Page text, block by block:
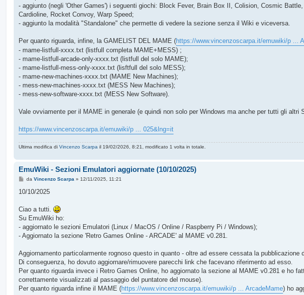
- aggiunto (negli 'Other Games') i seguenti giochi: Block Fever, Brain Box II, Colision, Cosmic
Cardioline, Rocket Convoy, Warp Speed;
- aggiunto la modalità "Standalone" che permette di vedere la sezione senza il Wiki e viceversa.
Per quanto riguarda, infine, la GAMELIST DEL MAME (https://www.vincenzoscarpa.it/emuwiki/p ...
- mame-listfull-xxxx.txt (listfull completa MAME+MESS) ;
- mame-listfull-arcade-only-xxxx.txt (listfull del solo MAME);
- mame-listfull-mess-only-xxxx.txt (lisftfull del solo MESS);
- mame-new-machines-xxxx.txt (MAME New Machines);
- mess-new-machines-xxxx.txt (MESS New Machines);
- mess-new-software-xxxx.txt (MESS New Software).
Vale ovviamente per il MAME in generale (e quindi non solo per Windows ma anche per tutti gli altri
https://www.vincenzoscarpa.it/emuwiki/p ... 025&lng=it
Ultima modifica di Vincenzo Scarpa il 19/02/2026, 8:21, modificato 1 volta in totale.
EmuWiki - Sezioni Emulatori aggiornate (10/10/2025)
M
s
g
i
o
da Vincenzo Scarpa » 12/11/2025, 11:21
10/10/2025
Ciao a tutti.
Su EmuWiki ho:
- aggiornato le sezioni Emulatori (Linux / MacOS / Online / Raspberry Pi / Windows);
- Aggiornato la sezione 'Retro Games Online - ARCADE' al MAME v0.281.
Aggiornamento particolarmente rognoso questo in quanto - oltre ad essere cessata la
Di conseguenza, ho dovuto aggiornare/rimuovere parecchi link che facevano riferimento ad esso.
Per quanto riguarda invece i Retro Games Online, ho aggiornato la sezione al MAME v0.281 e ho
correttamente visualizzati al passaggio del puntatore del mouse).
Per quanto riguarda infine il MAME (https://www.vincenzoscarpa.it/emuwiki/p ... ArcadeMame) ho